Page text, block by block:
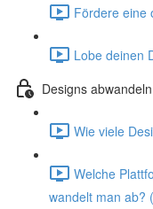
Fördere eine
Lobe deinen
Designs abwandeln
Wie viele
Welche
wandelt man ab?